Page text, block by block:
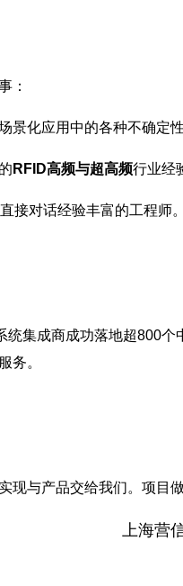
：
景化应用中的各种不确定
RFID高频与超高频行业经
接对话经验丰富的工程师。
集成商成功落地超800
务。
现与产品交给我们。项目
上海营